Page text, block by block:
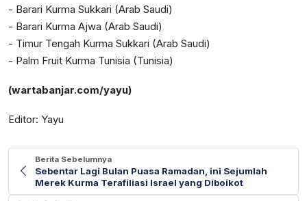
- Barari Kurma Sukkari (Arab Saudi)
- Barari Kurma Ajwa (Arab Saudi)
- Timur Tengah Kurma Sukkari (Arab Saudi)
- Palm Fruit Kurma Tunisia (Tunisia)
(wartabanjar.com/yayu)
Editor: Yayu
Berita Sebelumnya
Sebentar Lagi Bulan Puasa Ramadan, ini Sejumlah
Merek Kurma Terafiliasi Israel yang Diboikot